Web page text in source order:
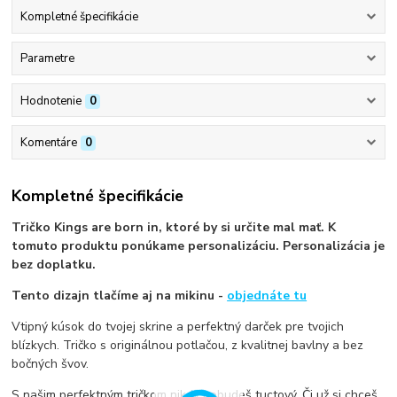
Kompletné špecifikácie
Parametre
Hodnotenie 0
Komentáre 0
Kompletné špecifikácie
Tričko Kings are born in, ktoré by si určite mal mať. K
tomuto produktu ponúkame personalizáciu. Personalizácia je
bez doplatku.
Tento dizajn tlačíme aj na mikinu - objednáte tu
Vtipný kúsok do tvojej skrine a perfektný darček pre tvojich
blízkych. Tričko s originálnou potlačou, z kvalitnej bavlny a bez
bočných švov.